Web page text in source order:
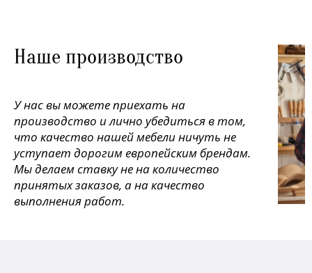
Наше производство
У нас вы можете приехать на
производство и лично убедиться в том,
что качество нашей мебели ничуть не
уступает дорогим европейским брендам.
Мы делаем ставку не на количество
принятых заказов, а на качество
выполнения работ.